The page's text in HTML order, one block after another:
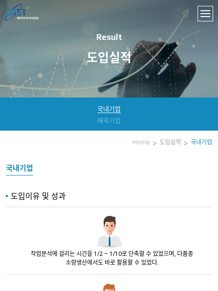
Result
도입실적
국내기업
해외기업
Home 도입실적 국내기업
국내기업
도입이유 및 성과
작업분석에 걸리는 시간을 1/2 ~ 1/10로 단축할 수 있었으며, 다품종
소량생산에서도 바로 활용할 수 있었다.